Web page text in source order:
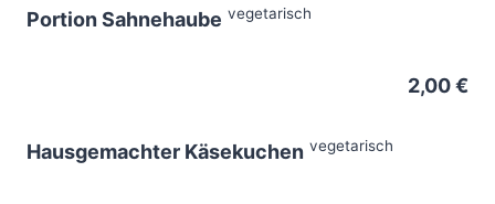
Portion Sahnehaube vegetarisch
2,00 €
Hausgemachter Käsekuchen vegetarisch